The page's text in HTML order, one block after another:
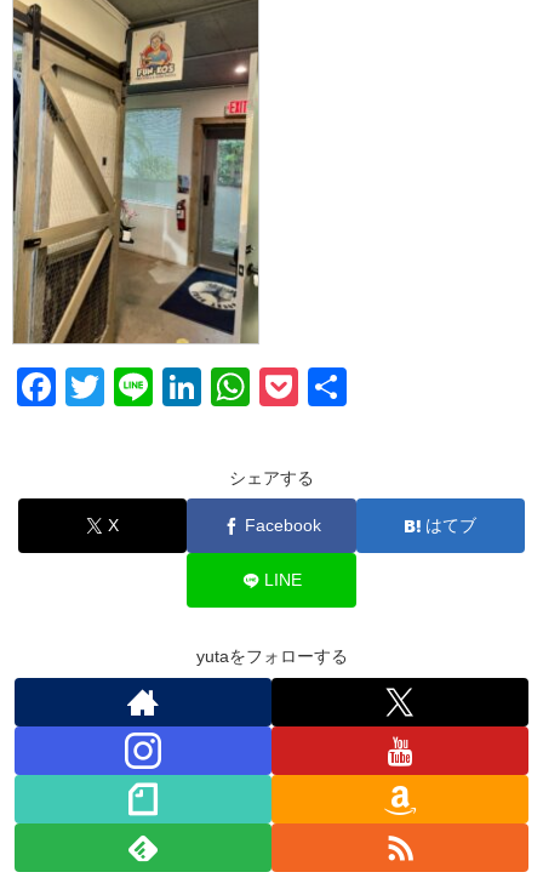
F
e
b
T
er
Li
Li
e
dI
W
at
s
A
p
p
P
ck
et
シェアする
X Facebook はてブ
LINE
yutaをフォローする